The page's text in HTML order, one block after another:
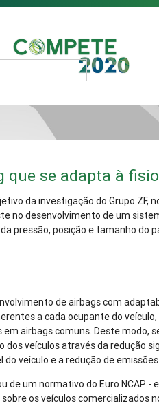
que se adapta à
da investigação do Grupo ZF,
no desenvolvimento de um
pressão, posição e tamanho do
de airbags com
a cada ocupante do
em airbags comuns. Deste modo,
dos veículos através da redução
do veículo e a redução de
de um normativo do Euro NCAP
os veículos comercializados